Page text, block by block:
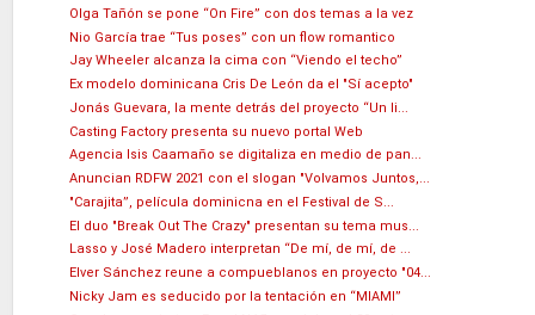
Olga Tañón se pone “On Fire” con dos temas a la vez
Nio García trae “Tus poses” con un flow romantico
Jay Wheeler alcanza la cima con “Viendo el techo”
Ex modelo dominicana Cris De León da el "Sí acepto"
Jonás Guevara, la mente detrás del proyecto “Un li...
Casting Factory presenta su nuevo portal Web
Agencia Isis Caamaño se digitaliza en medio de pan...
Anuncian RDFW 2021 con el slogan "Volvamos Juntos,...
"Carajita”, película dominicna en el Festival de S...
El duo "Break Out The Crazy" presentan su tema mus...
Lasso y José Madero interpretan “De mí, de mí, de ...
Elver Sánchez reune a compueblanos en proyecto "04...
Nicky Jam es seducido por la tentación en “MIAMI”